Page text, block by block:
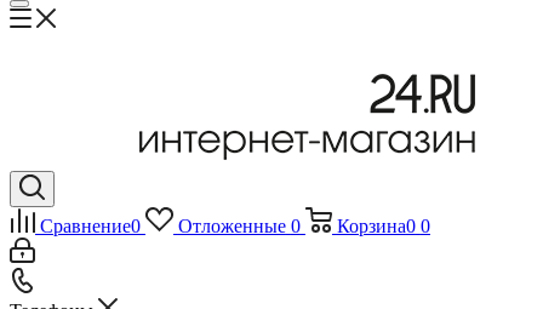
Сравнение0 Отложенные 0 Корзина0 0